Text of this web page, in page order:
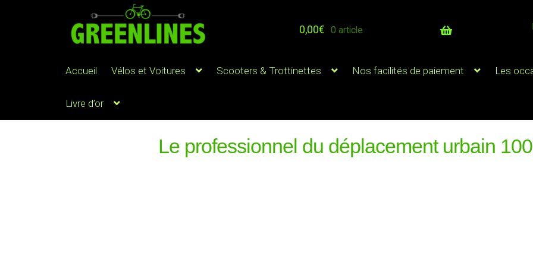
0,00€ 0 article
Accueil Vélos et Voitures Scooters & Trottinettes Nos facilités de paiement Les
Livre d’or
Le professionnel du déplacement urbain